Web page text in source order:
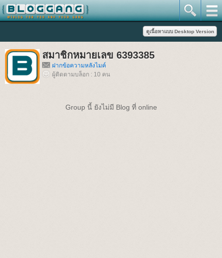
สมาชิกหมายเลข 6393385
ฝากข้อความหลังไมค์
ผู้ติดตามบล็อก : 10 คน
Group นี้ ยังไม่มี Blog ที่ online